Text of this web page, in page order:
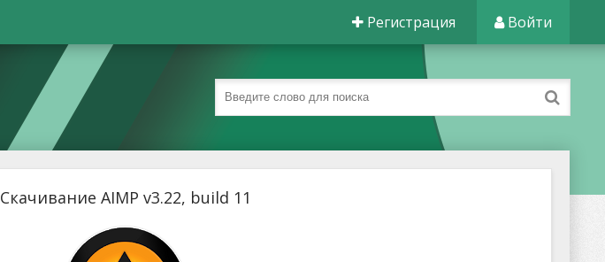
Регистрация Войти
Скачивание AIMP v3.22, build 11